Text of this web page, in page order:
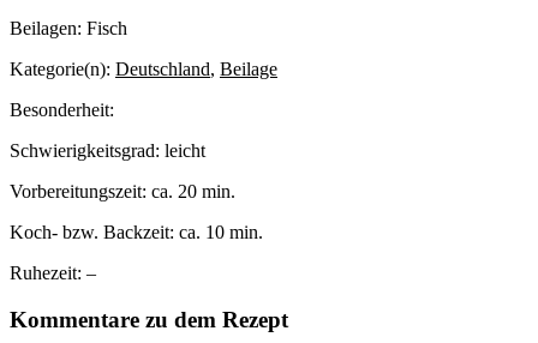
Beilagen: Fisch
Kategorie(n): Deutschland, Beilage
Besonderheit:
Schwierigkeitsgrad: leicht
Vorbereitungszeit: ca. 20 min.
Koch- bzw. Backzeit: ca. 10 min.
Ruhezeit: –
Kommentare zu dem Rezept